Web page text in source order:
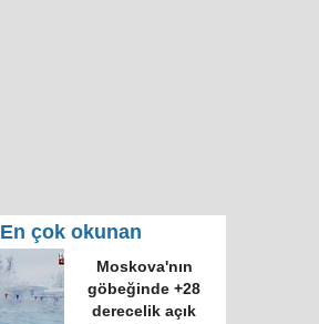
En çok okunan
Moskova'nın
göbeğinde +28
derecelik açık